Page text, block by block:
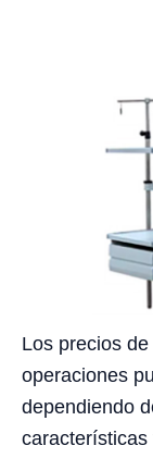
Los precios
operaciones
dependiendo